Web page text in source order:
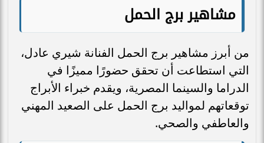
مشاهير برج الحمل
من أبرز مشاهير برج الحمل الفنانة شيري عادل،
التي استطاعت أن تحقق حضورًا مميزًا في
الدراما والسينما المصرية، ويقدم خبراء الأبراج
توقعاتهم لمواليد برج الحمل على الصعيد المهني
والعاطفي والصحي.